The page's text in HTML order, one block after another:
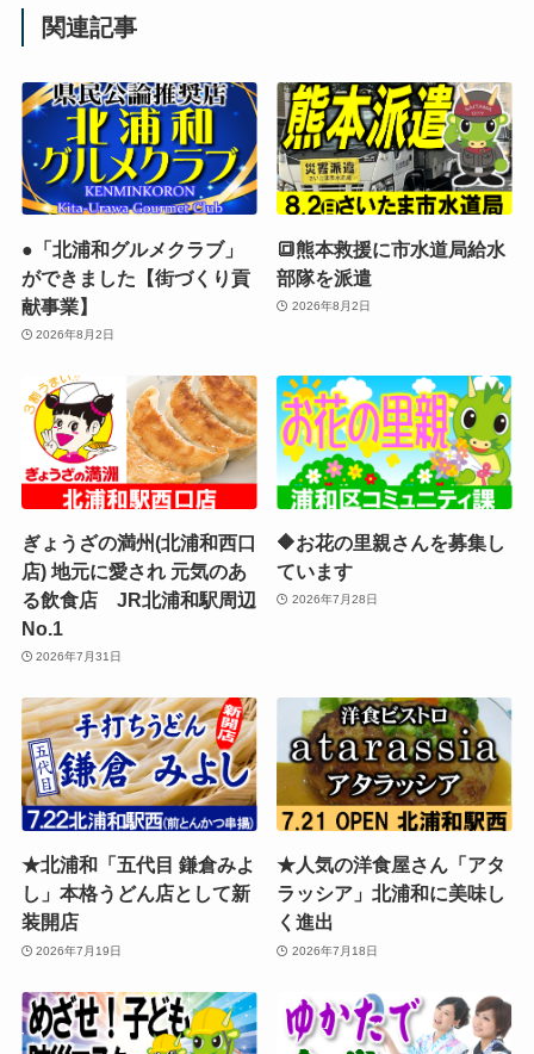
関連記事
●「北浦和グルメクラブ」
ができました【街づくり貢
献事業】
2026年8月2日
🔳熊本救援に市水道局給水
部隊を派遣
2026年8月2日
ぎょうざの満州(北浦和西口
店) 地元に愛され 元気のあ
る飲食店 JR北浦和駅周辺
No.1
2026年7月31日
🔶お花の里親さんを募集し
ています
2026年7月28日
★北浦和「五代目 鎌倉みよ
し」本格うどん店として新
装開店
2026年7月19日
★人気の洋食屋さん「アタ
ラッシア」北浦和に美味し
く進出
2026年7月18日